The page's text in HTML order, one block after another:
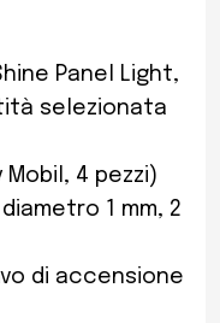
Panel Light,
selezionata
4 pezzi)
1 mm, 2
di accensione